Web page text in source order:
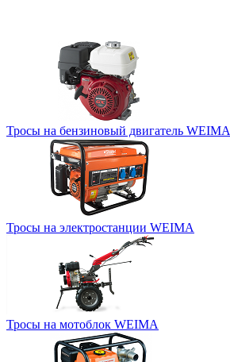
Тросы на бензиновый двигатель WEIMA
Тросы на электростанции WEIMA
Тросы на мотоблок WEIMA